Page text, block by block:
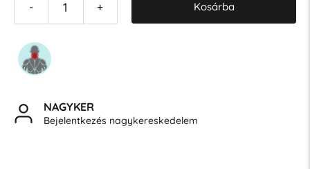
- + Kosárba
NAGYKER
Bejelentkezés nagykereskedelem